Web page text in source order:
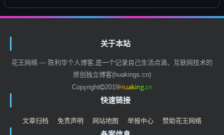
关于本站
花王网络 — 陈利华个人博客,是一个记录自己生活点滴、互联网技术的
原创独立博客(huakings.cn)
Copyright
2019Huaking.cn
快速链接
文章归档 免责声明 网站地图 举报中心 赞助花王网络